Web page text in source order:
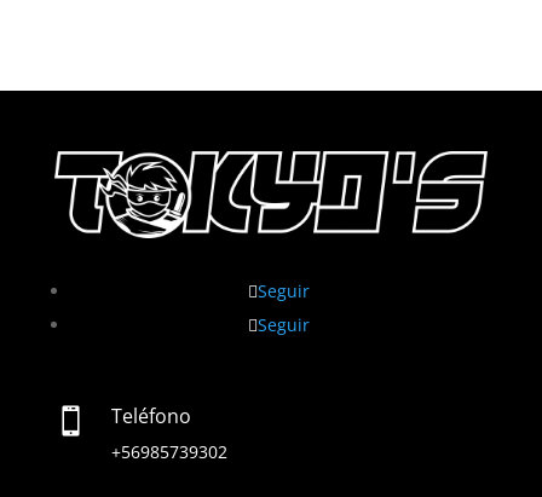
Seguir
Seguir
 Teléfono
+56985739302